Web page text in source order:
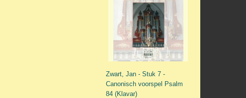
Zwart, Jan - Stuk 7 -
Canonisch voorspel Psalm
84 (Klavar)